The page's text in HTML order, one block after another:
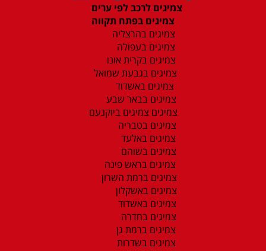
צמיגים לרכב לפי ערים
צמיגים בפתח תקווה
צמיגים בהרצליה
צמיגים בעפולה
צמיגים בקרית אונו
צמיגים בגבעת שמואל
צמיגים באשדוד
צמיגים בבאר שבע
צמיגים צמיגים ביוקנעם
צמיגים בטבריה
צמיגים באלעד
צמיגים בשוהם
צמיגים בראש פינה
צמיגים ברמת השרון
צמיגים באשקלון
צמיגים באשדוד
צמיגים בחדרה
צמיגים ברמת גן
צמיגים בשדרות